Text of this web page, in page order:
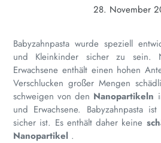
28. November
Babyzahnpasta wurde speziell
und Kleinkinder sicher zu sein.
Erwachsene enthält einen hohen
Verschlucken großer Mengen
schweigen von den Nanopartikeln
und Erwachsene. Babyzahnpasta
sicher ist. Es enthält daher keine
Nanopartikel .